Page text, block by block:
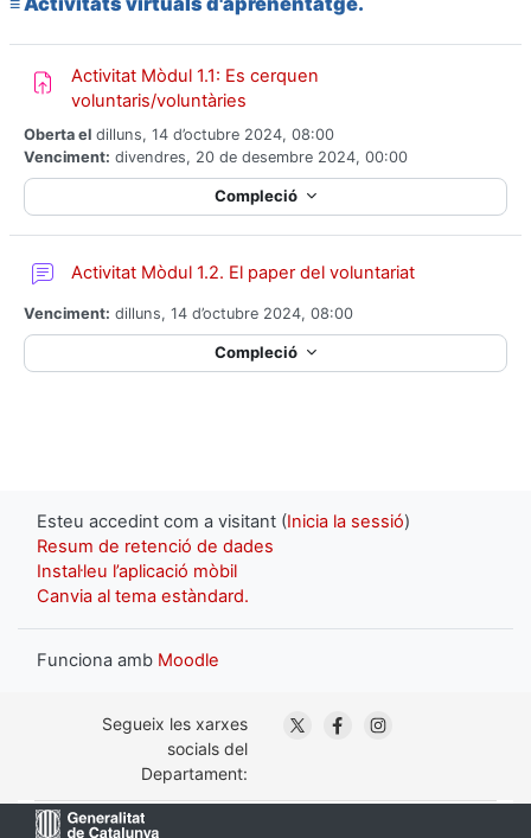
Activitat Mòdul 1.1: Es cerquen
voluntaris/voluntàries
Oberta el dilluns, 14 d’octubre 2024, 08:00
Venciment: divendres, 20 de desembre 2024, 00:00
Compleció
Activitat Mòdul 1.2. El paper del voluntariat
Venciment: dilluns, 14 d’octubre 2024, 08:00
Compleció
Esteu accedint com a visitant (Inicia la sessió)
Resum de retenció de dades
Instal·leu l’aplicació mòbil
Canvia al tema estàndard.
Funciona amb Moodle
Segueix les xarxes
socials del
Departament:
. Obre en una nova
. Obre en una nova